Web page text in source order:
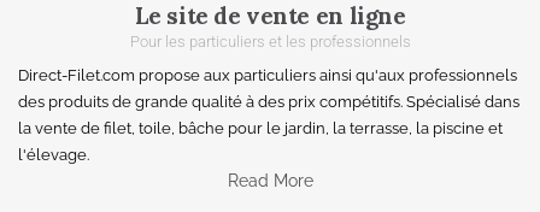
Le site de vente en ligne
Pour les particuliers et les professionnels
Direct-Filet.com propose aux particuliers ainsi qu'aux professionnels
des produits de grande qualité à des prix compétitifs. Spécialisé dans
la vente de filet, toile, bâche pour le jardin, la terrasse, la piscine et
l'élevage.
Read More